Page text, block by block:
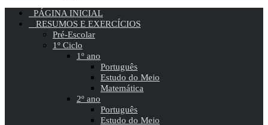
PÁGINA INICIAL
RESUMOS E EXERCÍCIOS
Pré-Escolar
1º Ciclo
1º ano
Português
Estudo do Meio
Matemática
2º ano
Português
Estudo do Meio